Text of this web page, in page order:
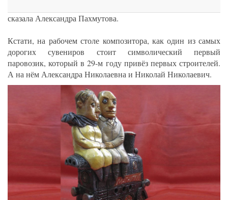
сказала Александра Пахмутова.
Кстати, на рабочем столе композитора, как один из самых
дорогих сувениров стоит символический первый
паровозик, который в 29-м году привёз первых строителей.
А на нём Александра Николаевна и Николай Николаевич.